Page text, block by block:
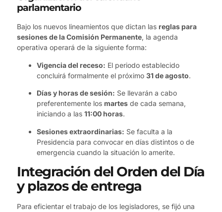
parlamentario
Bajo los nuevos lineamientos que dictan las reglas para
sesiones de la Comisión Permanente, la agenda
operativa operará de la siguiente forma:
Vigencia del receso: El periodo establecido
concluirá formalmente el próximo 31 de agosto.
Días y horas de sesión: Se llevarán a cabo
preferentemente los martes de cada semana,
iniciando a las 11:00 horas.
Sesiones extraordinarias: Se faculta a la
Presidencia para convocar en días distintos o de
emergencia cuando la situación lo amerite.
Integración del Orden del Día
y plazos de entrega
Para eficientar el trabajo de los legisladores, se fijó una